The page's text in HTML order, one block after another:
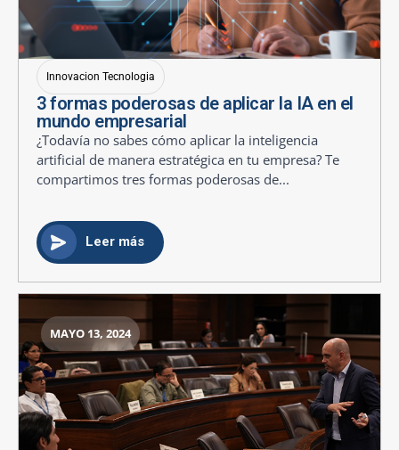
Innovacion Tecnologia
3 formas poderosas de aplicar la IA en el
mundo empresarial
¿Todavía no sabes cómo aplicar la inteligencia
artificial de manera estratégica en tu empresa? Te
compartimos tres formas poderosas de...
Leer más
MAYO 13, 2024